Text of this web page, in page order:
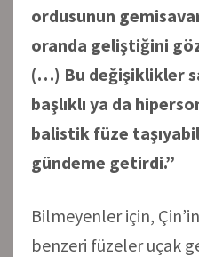
ordusunun
oranda geliştiğini
(…) Bu değişiklikler
başlıklı ya da
balistik füze
gündeme getirdi.”
Bilmeyenler için,
benzeri füzeler uçak